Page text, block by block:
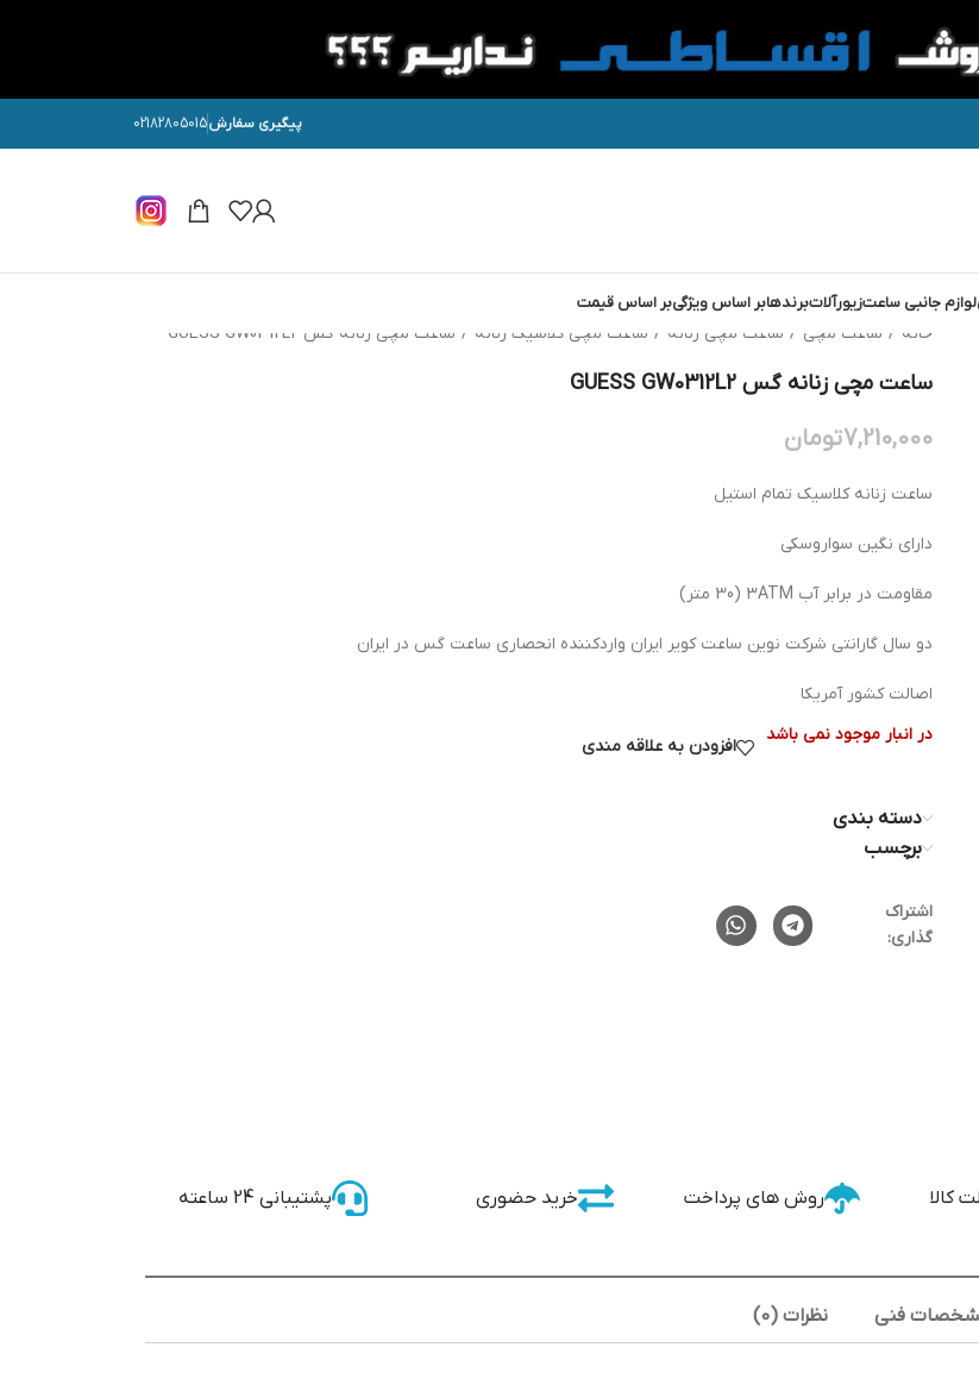
پیگیری سفارش02182805015
لوازم جانبی ساعتزیورآلاتبرندهابر اساس ویژگیبر اساس قیمت
خانه / ساعت مچی / ساعت مچی زنانه / ساعت مچی کلاسیک زنانه / ساعت مچی زنانه گس GUESS GW0312L2
ساعت مچی زنانه گس GUESS GW0312L2
7,210,000تومان
ساعت زنانه کلاسیک تمام استیل
دارای نگین سواروسکی
مقاومت در برابر آب 3ATM (30 متر)
دو سال گارانتی شرکت نوین ساعت کویر ایران واردکننده انحصاری ساعت گس در ایران
اصالت کشور آمریکا
در انبار موجود نمی باشد
افزودن به علاقه مندی
دسته بندی
برچسب
اشتراک
گذاری:
کالا روش های پرداخت خرید حضوری پشتیبانی 24 ساعته
فنی نظرات (0)